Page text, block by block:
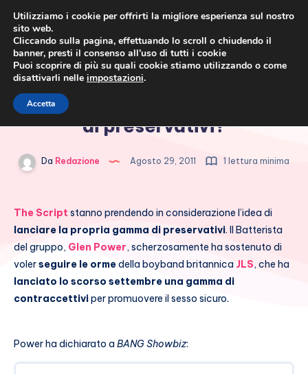
The Script lanciano una linea
di preservativi?
Da Redazione Agosto 29, 2011 1 lettura minima
The Script stanno prendendo in considerazione l’idea di
lanciare la propria gamma di preservativi. Il Batterista
del gruppo, Glen Power, scherzosamente ha sostenuto di
volerseguire le ormedella boyband britannica JLS, che ha
lanciato lo scorso settembre una gamma di
contraccettiviper promuovere il sesso sicuro.
Power ha dichiarato a BANG Showbiz:
Utilizziamo i cookie per offrirti la migliore esperienza sul nostro
sito web.
Cliccando sulla pagina, effettuando lo scroll o chiudendo il
banner, presti il consenso all’uso di tutti i cookie
Puoi scoprire di più su quali cookie stiamo utilizzando o come
disattivarli nelle impostazioni.
Accetta